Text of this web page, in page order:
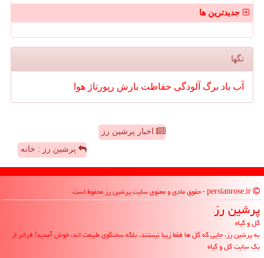
جدیدترین ها
تگها
آب باد برگ آلودگی حفاظت بارش رپورتاژ هوا
اخبار پرشین رز
پرشین رز : خانه
پرشین رز
گل و گیاه
به پرشین رز، جایی که گل ها فقط زیبا نیستند، بلکه سخنگوی طبیعت اند، خوش آمدید! فراتر از
یک سایت گل و گیاه